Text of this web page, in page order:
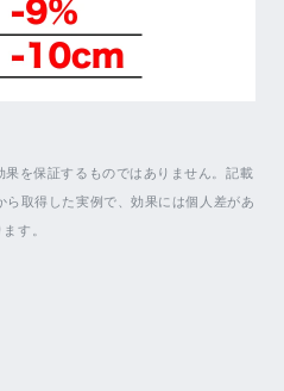
を保証するものではありません。記載
取得した実例で、効果には個人差があ
ます。